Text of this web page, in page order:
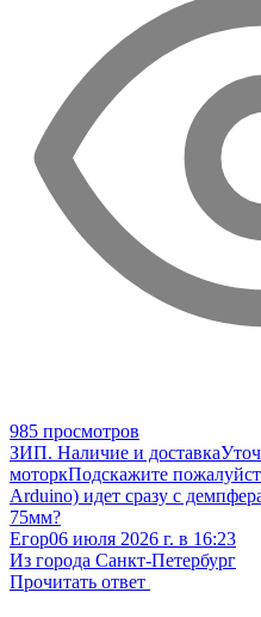
985 просмотров
ЗИП. Наличие и доставка
моторкПодскажите
Arduino) идет сразу с
75мм?
Егор06 июля 2026 г. в 16:23
Из города Санкт-Петербург
Прочитать ответ